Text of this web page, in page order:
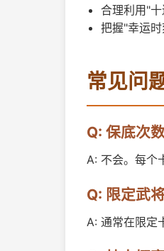
合理利用"
把握"幸运
常见问
Q: 保底次
A: 不会。每个
Q: 限定武
A: 通常在限定